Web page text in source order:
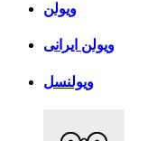
ویولن
ویولن ایرانی
ویولنسل